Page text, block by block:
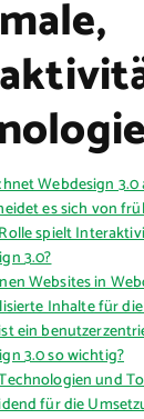
Webdesign
es sich von
spielt
3.0?
Websites in
Inhalte für
ein
3.0 so wichtig?
und
für die